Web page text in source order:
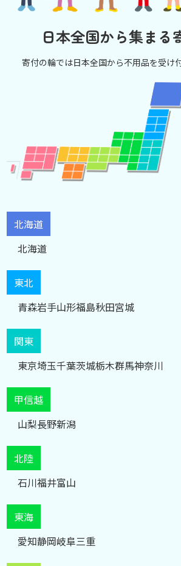
日本全国から集まる
寄付の輪では日本全国から不用品を受け
北海道
北海道
東北
青森岩手山形福島秋田宮城
関東
東京埼玉千葉茨城栃木群馬神奈川
甲信越
山梨長野新潟
北陸
石川福井富山
東海
愛知静岡岐阜三重